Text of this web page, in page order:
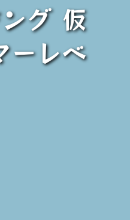
グ 仮
ーレベ